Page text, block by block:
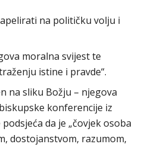
na političku volju i
moralna svijest te
istine i pravde“.
na sliku Božju – njegova
konferencije iz
da je „čovjek osoba
dostojanstvom, razumom,